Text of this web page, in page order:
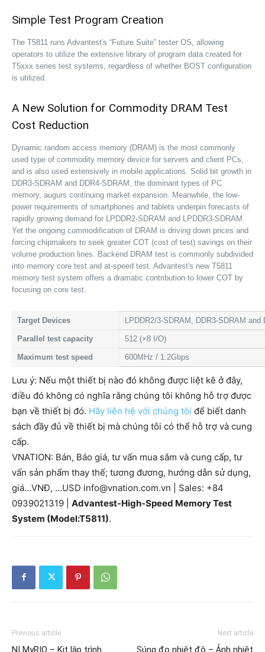
Simple Test Program Creation
The T5811 runs Advantest's “Future Suite” tester OS, allowing
operators to utilize the extensive library of program data created for
T5xxx series test systems, regardless of whether BOST configuration
is utilized.
A New Solution for Commodity DRAM Test
Cost Reduction
Dynamic random access memory (DRAM) is the most commonly
used type of commodity memory device for servers and client PCs,
and is also used extensively in mobile applications. Solid bit growth in
DDR3-SDRAM and DDR4-SDRAM, the dominant types of PC
memory, augurs continuing market expansion. Meanwhile, the low-
power requirements of smartphones and tablets underpin forecasts of
rapidly growing demand for LPDDR2-SDRAM and LPDDR3-SDRAM.
Yet the ongoing commodification of DRAM is driving down prices and
forcing chipmakers to seek greater COT (cost of test) savings on their
volume production lines. Backend DRAM test is commonly subdivided
into memory core test and at-speed test. Advantest's new T5811
memory test system offers a dramatic contribution to lower COT by
focusing on core test.
Target Devices LPDDR2/3-SDRAM, DDR3-SDRAM and
Parallel test capacity 512 (×8 I/O)
Maximum test speed 600MHz / 1.2Gbps
Lưu ý: Nếu một thiết bị nào đó không được liệt kê ở đây,
điều đó không có nghĩa rằng chúng tôi không hỗ trợ được
bạn về thiết bị đó. Hãy liên hệ với chúng tôi để biết danh
sách đầy đủ về thiết bị mà chúng tôi có thể hỗ trợ và cung
cấp.
VNATION: Bán, Báo giá, tư vấn mua sắm và cung cấp, tư
vấn sản phẩm thay thế; tương đương, hướng dẫn sử dụng,
giá…VNĐ, …USD info@vnation.com.vn | Sales: +84
0939021319 | Advantest-High-Speed Memory Test
System (Model:T5811).
Previous article
NI MyRIO – Kit lập trình
Next article
Súng đo nhiệt độ – Ảnh nhiệt